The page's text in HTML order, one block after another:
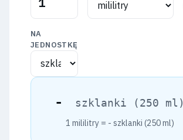
NA
JEDNOSTKĘ
- szklanki (250 ml)
1 mililitry = - szklanki (250 ml)